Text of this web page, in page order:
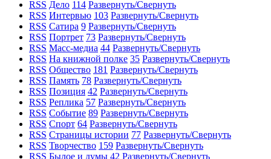
RSS Дело 114 Развернуть/Свернуть
RSS Интервью 103 Развернуть/Свернуть
RSS Сатира 9 Развернуть/Свернуть
RSS Портрет 73 Развернуть/Свернуть
RSS Масс-медиа 44 Развернуть/Свернуть
RSS На книжной полке 35 Развернуть/Свернуть
RSS Общество 181 Развернуть/Свернуть
RSS Память 78 Развернуть/Свернуть
RSS Позиция 42 Развернуть/Свернуть
RSS Реплика 57 Развернуть/Свернуть
RSS Событие 89 Развернуть/Свернуть
RSS Спорт 64 Развернуть/Свернуть
RSS Страницы истории 77 Развернуть/Свернуть
RSS Творчество 159 Развернуть/Свернуть
RSS Былое и думы 42 Развернуть/Свернуть